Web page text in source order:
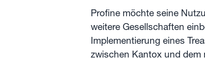
‍Profine möchte seine
weitere Gesellschaften
Implementierung eines
zwischen Kantox und dem